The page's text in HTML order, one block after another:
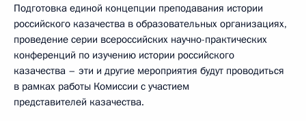
Подготовка единой концепции преподавания истории
российского казачества в образовательных организациях,
проведение серии всероссийских научно-практических
конференций по изучению истории российского
казачества – эти и другие мероприятия будут проводиться
в рамках работы Комиссии с участием
представителей казачества.